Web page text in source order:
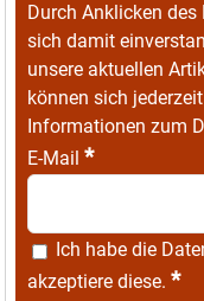
Durch Anklicken des
sich damit
unsere aktuellen
können sich
Informationen zum
E-Mail *
Ich habe die
akzeptiere diese. *